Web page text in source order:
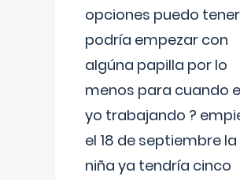
opciones puedo
podría empezar con
algúna papilla por lo
menos para cuando
yo trabajando ?
el 18 de septiembre la
niña ya tendría cinco